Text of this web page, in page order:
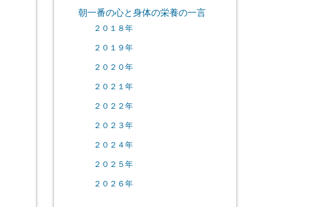
朝一番の心と身体の栄養の一言
２０１８年
２０１９年
２０２０年
２０２１年
２０２２年
２０２３年
２０２４年
２０２５年
２０２６年